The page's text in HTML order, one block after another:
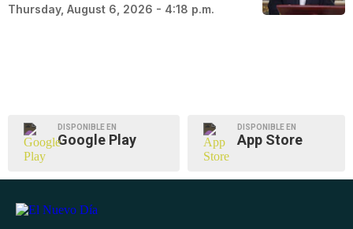
Thursday, August 6, 2026 - 4:18 p.m.
DISPONIBLE EN
Google Play
DISPONIBLE EN
App Store